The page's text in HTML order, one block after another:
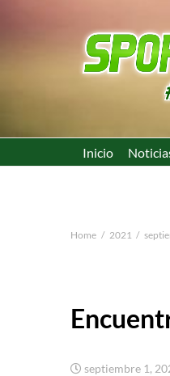
Inicio
Home 2021
septiembre 1,